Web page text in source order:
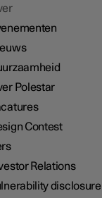
Polestar
Contest
Relations
disclosure